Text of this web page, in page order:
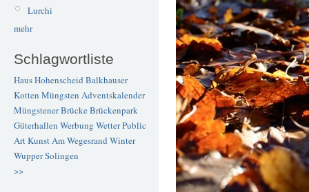
Lurchi
mehr
Schlagwortliste
Haus Hohenscheid Balkhauser
Kotten Müngsten Adventskalender
Müngstener BrückeBrückenpark
Güterhallen Werbung WetterPublic
ArtKunstAm Wegesrand Winter
WupperSolingen
>>